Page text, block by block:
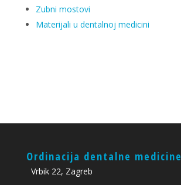
Zubni mostovi
Materijali u dentalnoj medicini
Ordinacija dentalne medicine
Vrbik 22, Zagreb